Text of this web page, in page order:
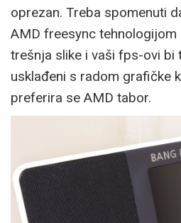
oprezan. Treba spomenuti
AMD freesync
trešnja slike i vaši fps-ovi bi
usklađeni s radom grafičke
preferira se AMD tabor.